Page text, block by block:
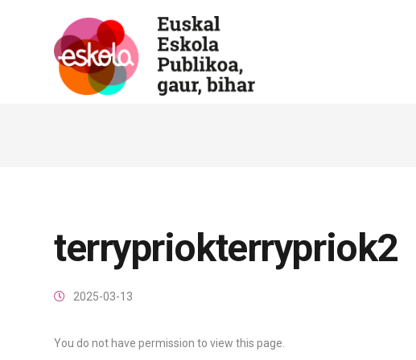
terrypriokterrypriok2
2025-03-13
You do not have permission to view this page.